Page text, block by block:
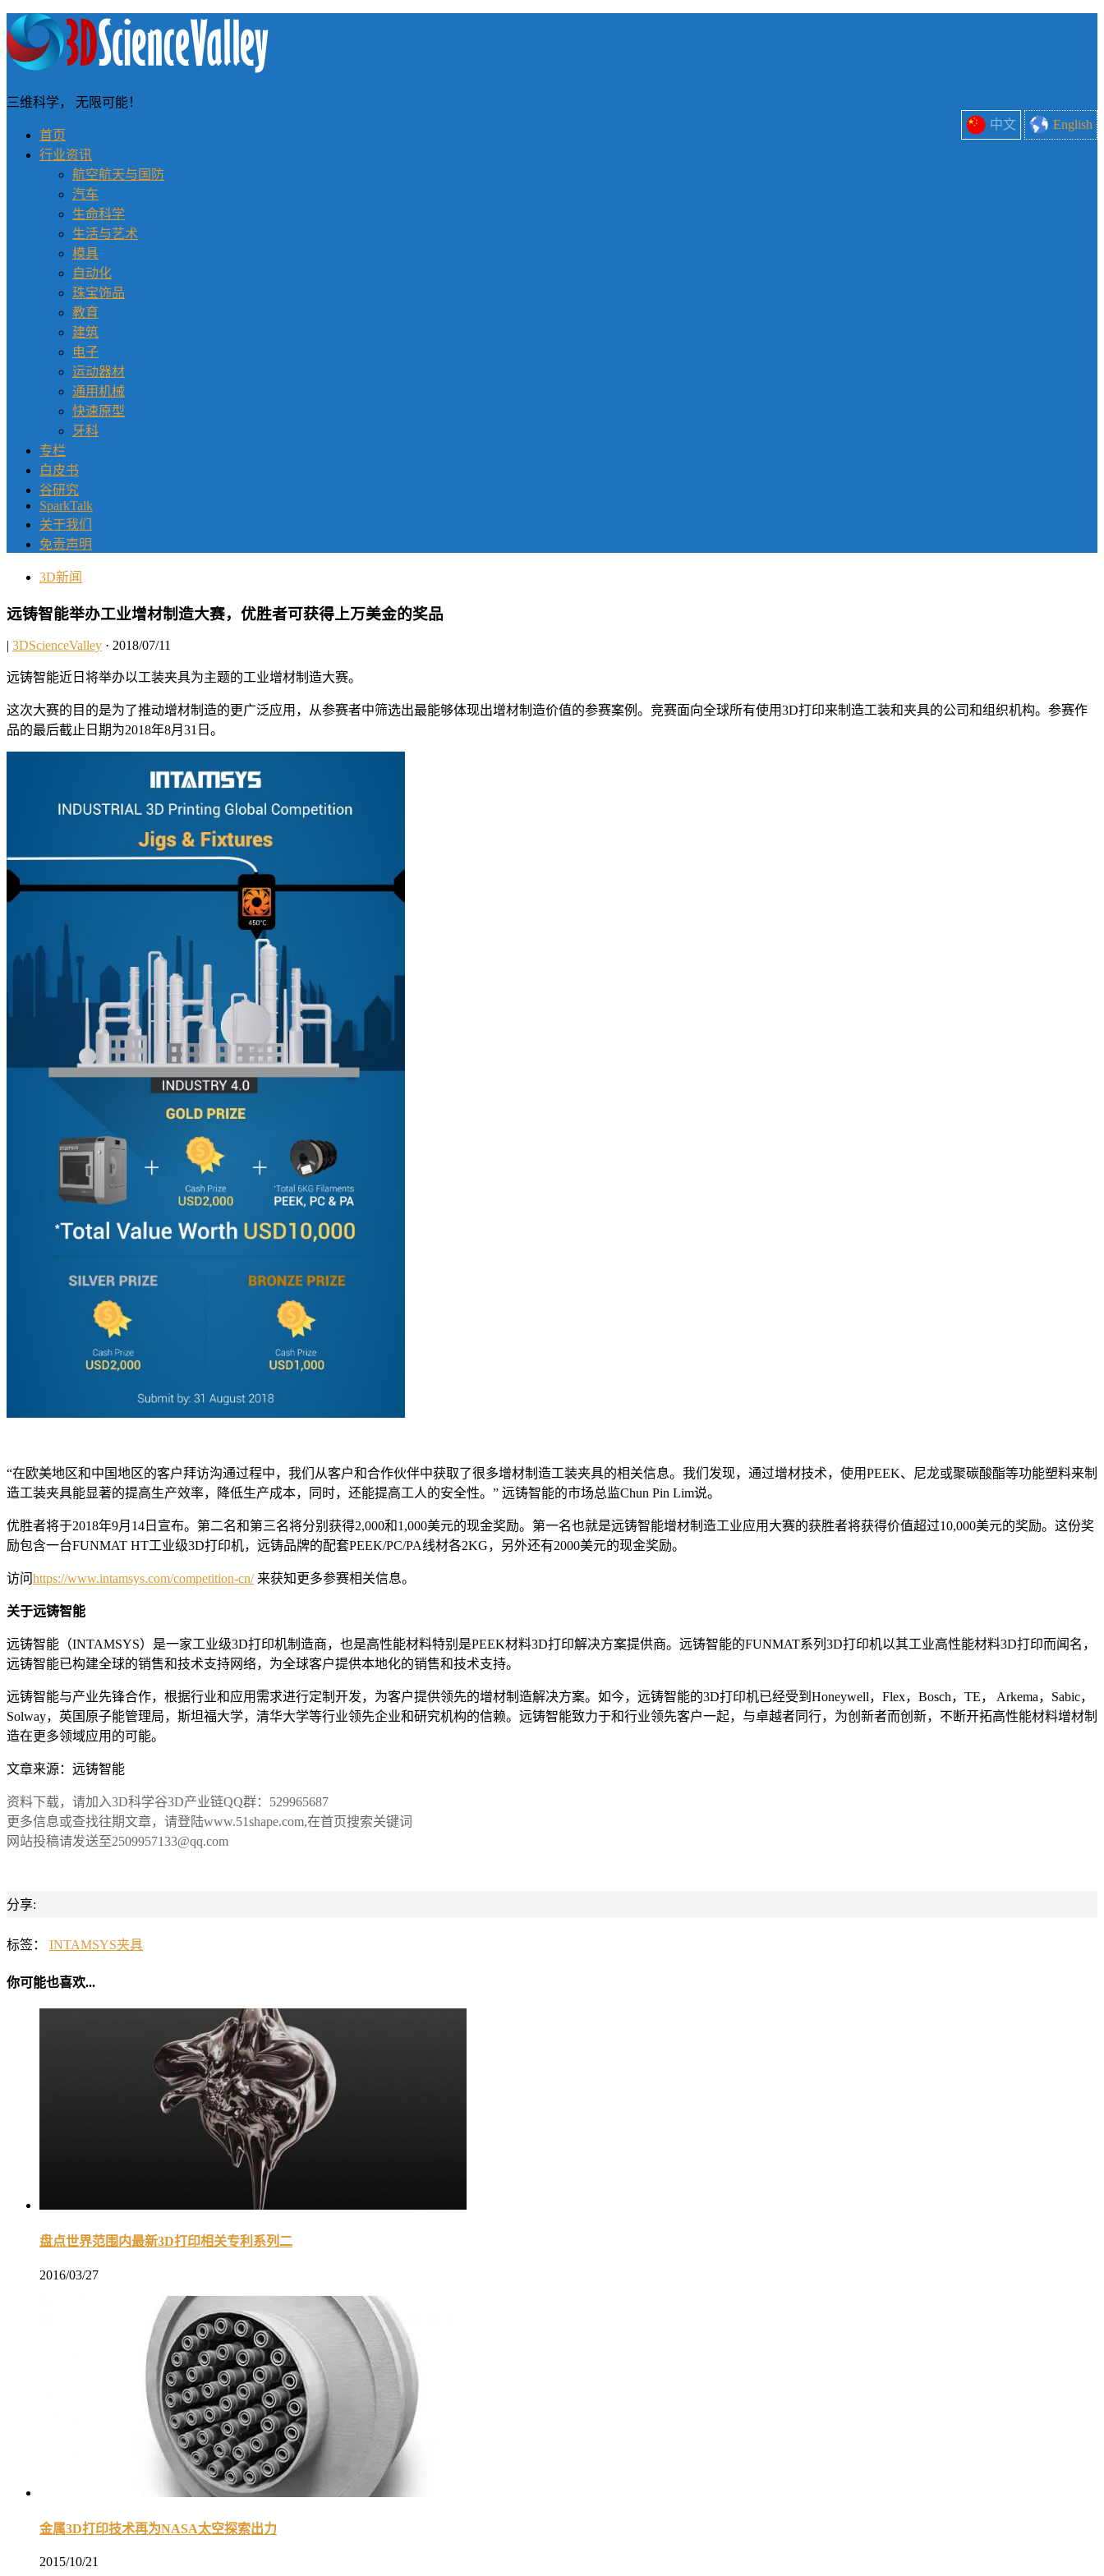
中文 English
三维科学， 无限可能！
首页
行业资讯
航空航天与国防
汽车
生命科学
生活与艺术
模具
自动化
珠宝饰品
教育
建筑
电子
运动器材
通用机械
快速原型
牙科
专栏
白皮书
谷研究
SparkTalk
关于我们
免责声明
3D新闻
远铸智能举办工业增材制造大赛，优胜者可获得上万美金的奖品
| 3DScienceValley · 2018/07/11
远铸智能近日将举办以工装夹具为主题的工业增材制造大赛。
这次大赛的目的是为了推动增材制造的更广泛应用，从参赛者中筛选出最能够体现出增材制造价值的参赛案例。竞赛面向全球所有使用3D打印来制造工装和夹具的公司和组织机构。参赛作
品的最后截止日期为2018年8月31日。
“在欧美地区和中国地区的客户拜访沟通过程中，我们从客户和合作伙伴中获取了很多增材制造工装夹具的相关信息。我们发现，通过增材技术，使用PEEK、尼龙或聚碳酸酯等功能塑料来制
造工装夹具能显著的提高生产效率，降低生产成本，同时，还能提高工人的安全性。” 远铸智能的市场总监Chun Pin Lim说。
优胜者将于2018年9月14日宣布。第二名和第三名将分别获得2,000和1,000美元的现金奖励。第一名也就是远铸智能增材制造工业应用大赛的获胜者将获得价值超过10,000美元的奖励。这份奖
励包含一台FUNMAT HT工业级3D打印机，远铸品牌的配套PEEK/PC/PA线材各2KG，另外还有2000美元的现金奖励。
访问https://www.intamsys.com/competition-cn/来获知更多参赛相关信息。
关于远铸智能
远铸智能（INTAMSYS）是一家工业级3D打印机制造商，也是高性能材料特别是PEEK材料3D打印解决方案提供商。远铸智能的FUNMAT系列3D打印机以其工业高性能材料3D打印而闻名，
远铸智能已构建全球的销售和技术支持网络，为全球客户提供本地化的销售和技术支持。
远铸智能与产业先锋合作，根据行业和应用需求进行定制开发，为客户提供领先的增材制造解决方案。如今，远铸智能的3D打印机已经受到Honeywell，Flex，Bosch，TE， Arkema，Sabic，
Solway，英国原子能管理局，斯坦福大学，清华大学等行业领先企业和研究机构的信赖。远铸智能致力于和行业领先客户一起，与卓越者同行，为创新者而创新，不断开拓高性能材料增材制
造在更多领域应用的可能。
文章来源：远铸智能
资料下载，请加入3D科学谷3D产业链QQ群：529965687
更多信息或查找往期文章，请登陆www.51shape.com,在首页搜索关键词
网站投稿请发送至2509957133@qq.com
分享:
标签： INTAMSYS夹具
你可能也喜欢...
盘点世界范围内最新3D打印相关专利系列二
2016/03/27
金属3D打印技术再为NASA太空探索出力
2015/10/21